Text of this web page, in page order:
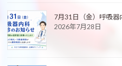
7月31日（金）呼吸
2026年7月28日